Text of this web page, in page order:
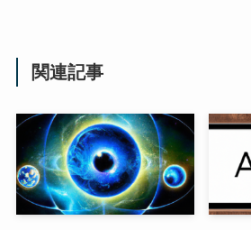
関連記事